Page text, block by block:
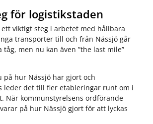
för logistikstaden
viktigt steg i arbetet med hållbara
transporter till och från Nässjö går
men nu kan även ”the last mile”
på hur Nässjö har gjort och
leder det till fler etableringar runt om i
När kommunstyrelsens ordförande
på hur Nässjö gjort för att lyckas